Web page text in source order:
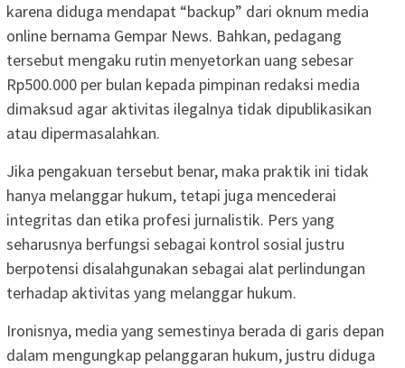
karena diduga mendapat “backup” dari oknum media
online bernama Gempar News. Bahkan, pedagang
tersebut mengaku rutin menyetorkan uang sebesar
Rp500.000 per bulan kepada pimpinan redaksi media
dimaksud agar aktivitas ilegalnya tidak dipublikasikan
atau dipermasalahkan.
Jika pengakuan tersebut benar, maka praktik ini tidak
hanya melanggar hukum, tetapi juga mencederai
integritas dan etika profesi jurnalistik. Pers yang
seharusnya berfungsi sebagai kontrol sosial justru
berpotensi disalahgunakan sebagai alat perlindungan
terhadap aktivitas yang melanggar hukum.
Ironisnya, media yang semestinya berada di garis depan
dalam mengungkap pelanggaran hukum, justru diduga